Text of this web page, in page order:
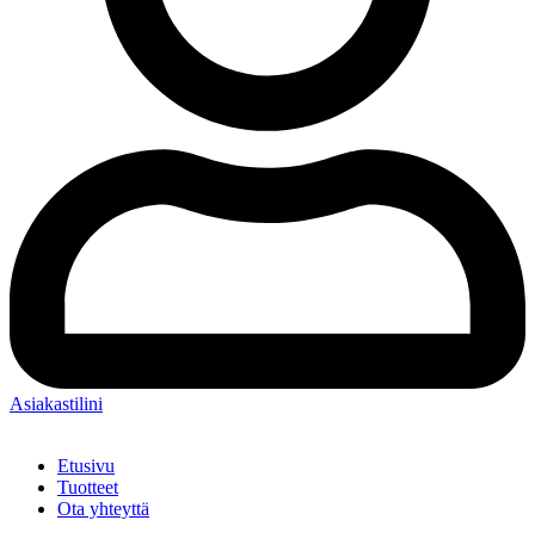
Asiakastilini
Etusivu
Tuotteet
Ota yhteyttä